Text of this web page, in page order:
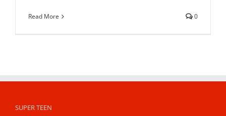
Read More 0
SUPER TEEN